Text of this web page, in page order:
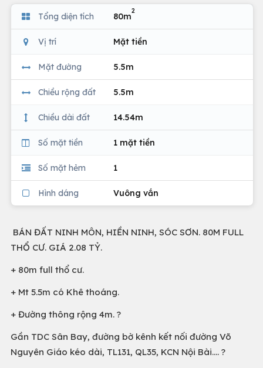
Tổng diện tích 80m
2
Vị trí Mặt tiền
Mặt đường 5.5m
Chiều rộng đất 5.5m
Chiều dài đất 14.54m
Số mặt tiền 1 mặt tiền
Số mặt hẻm 1
Hình dáng Vuông vắn
BÁN ĐẤT NINH MÔN, HIỀN NINH, SÓC SƠN. 80M FULL
THỔ CƯ. GIÁ 2.08 TỶ.
+ 80m full thổ cư.
+ Mt 5.5m có Khê thoáng.
+ Đường thông rộng 4m. ?
Gần TDC Sân Bay, đường bờ kênh kết nối đường Võ
Nguyên Giáo kéo dài, TL131, QL35, KCN Nội Bài…. ?